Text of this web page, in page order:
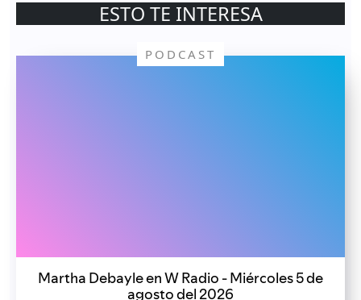
ESTO TE INTERESA
PODCAST
Martha Debayle en W Radio - Miércoles 5 de
agosto del 2026